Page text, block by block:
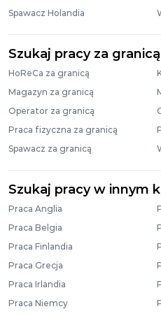
Spawacz Holandia
Szukaj pracy za granicą
HoReCa za granicą
Magazyn za granicą
Operator za granicą
Praca fizyczna za granicą
Spawacz za granicą
Szukaj pracy w innym
Praca Anglia
Praca Belgia
Praca Finlandia
Praca Grecja
Praca Irlandia
Praca Niemcy